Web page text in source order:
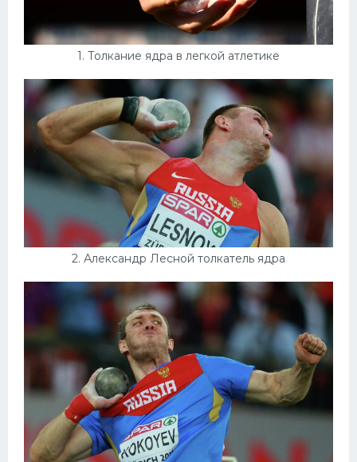
1. Толкание ядра в легкой атлетике
2. Александр Лесной толкатель ядра
Баскетбол
Велогонки
Конькобежный спорт
Тренажеры
Интерьеры квартир